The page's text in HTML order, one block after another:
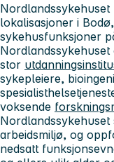
lokalisasjoner i
sykehusfunksjoner
Nordlandssykehuset
stor
sykepleiere,
voksende
arbeidsmiljø, og
nedsatt